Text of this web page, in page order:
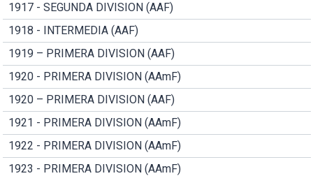
1917 - SEGUNDA DIVISION (AAF)
1918 - INTERMEDIA (AAF)
1919 – PRIMERA DIVISION (AAF)
1920 - PRIMERA DIVISION (AAmF)
1920 – PRIMERA DIVISION (AAF)
1921 - PRIMERA DIVISION (AAmF)
1922 - PRIMERA DIVISION (AAmF)
1923 - PRIMERA DIVISION (AAmF)